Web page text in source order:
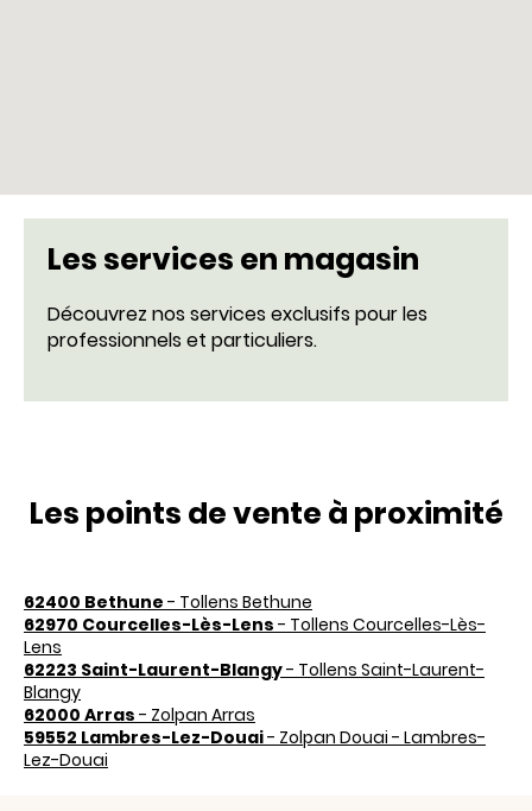
Les services en magasin
Découvrez nos services exclusifs pour les
professionnels et particuliers.
Les points de vente à proximité
62400 Bethune - Tollens Bethune
62970 Courcelles-Lès-Lens - Tollens Courcelles-Lès-
Lens
62223 Saint-Laurent-Blangy- Tollens Saint-Laurent-
Blangy
62000 Arras - Zolpan Arras
59552 Lambres-Lez-Douai- Zolpan Douai - Lambres-
Lez-Douai